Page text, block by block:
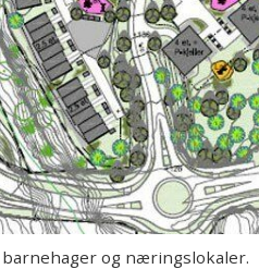
barnehager og næringslokaler.